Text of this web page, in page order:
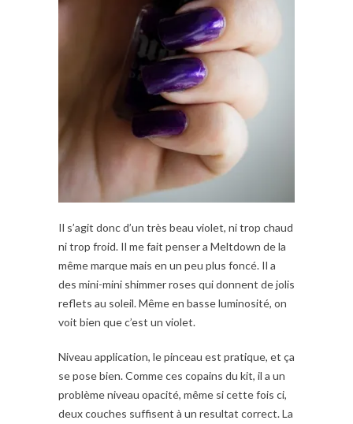
Il s’agit donc d’un très beau violet, ni trop chaud
ni trop froid. Il me fait penser a Meltdown de la
même marque mais en un peu plus foncé. Il a
des mini-mini shimmer roses qui donnent de jolis
reflets au soleil. Même en basse luminosité, on
voit bien que c’est un violet.
Niveau application, le pinceau est pratique, et ça
se pose bien. Comme ces copains du kit, il a un
problème niveau opacité, même si cette fois ci,
deux couches suffisent à un resultat correct. La